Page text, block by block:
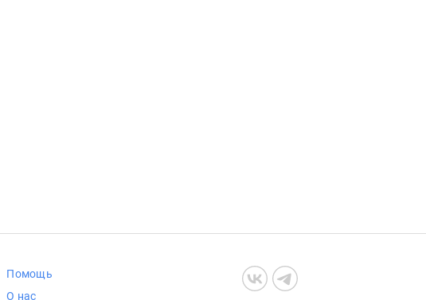
Помощь
О нас